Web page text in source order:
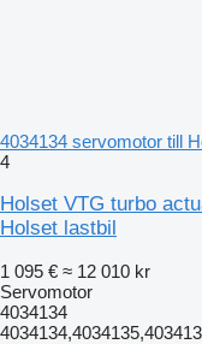
4034134 servomotor till
4
Holset VTG turbo
Holset lastbil
1 095 € ≈ 12 010 kr
Servomotor
4034134